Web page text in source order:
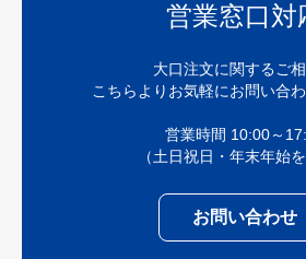
営業窓口対
大口注文に関するご
こちらよりお気軽にお問い合わ
営業時間 10:00～
（土日祝日・年末年始を
お問い合わせ